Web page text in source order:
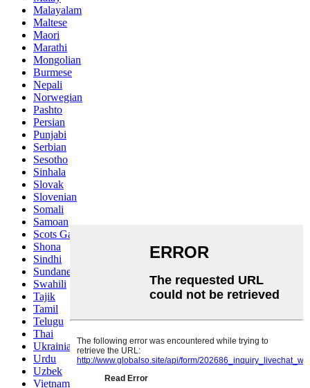
Malayalam
Maltese
Maori
Marathi
Mongolian
Burmese
Nepali
Norwegian
Pashto
Persian
Punjabi
Serbian
Sesotho
Sinhala
Slovak
Slovenian
Somali
Samoan
Scots Gaelic
Shona
Sindhi
Sundanese
Swahili
Tajik
Tamil
Telugu
Thai
Ukrainian
Urdu
Uzbek
Vietnamese